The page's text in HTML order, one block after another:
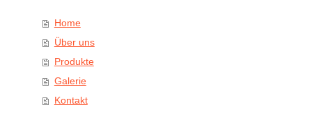
Home
Über uns
Produkte
Galerie
Kontakt